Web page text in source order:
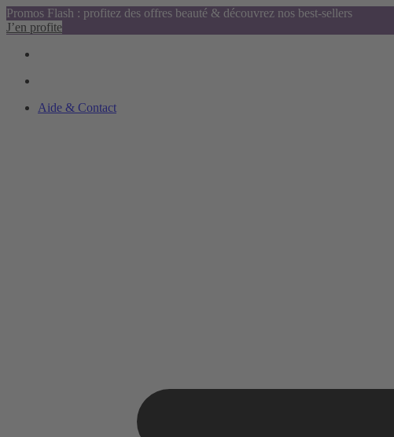
Promos Flash : profitez des offres beauté & découvrez nos best-sellers
J’en profite
Aide & Contact